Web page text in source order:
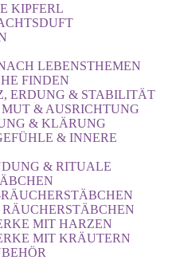
KIPFERL
LEBENSTHEMEN
FINDEN
ERDUNG & STABILITÄT
& AUSRICHTUNG
& KLÄRUNG
& INNERE
& RITUALE
MIT HARZEN
MIT KRÄUTERN